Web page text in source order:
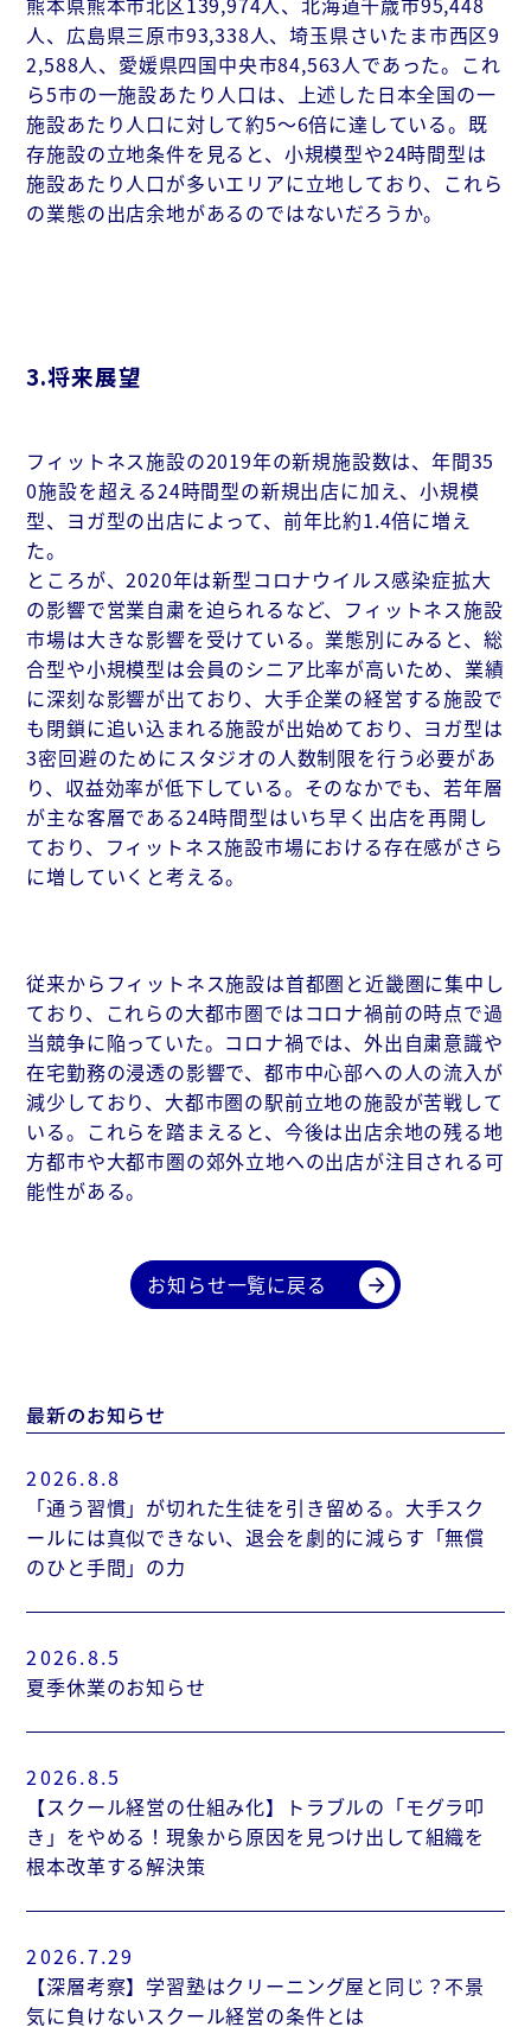
人、広島県三原市93,338人、埼玉県さいたま市西区9
2,588人、愛媛県四国中央市84,563人であった。これ
ら5市の一施設あたり人口は、上述した日本全国の一
施設あたり人口に対して約5～6倍に達している。既
存施設の立地条件を見ると、小規模型や24時間型は
施設あたり人口が多いエリアに立地しており、これら
の業態の出店余地があるのではないだろうか。
3.将来展望
フィットネス施設の2019年の新規施設数は、年間35
0施設を超える24時間型の新規出店に加え、小規模
型、ヨガ型の出店によって、前年比約1.4倍に増え
た。
ところが、2020年は新型コロナウイルス感染症拡大
の影響で営業自粛を迫られるなど、フィットネス施設
市場は大きな影響を受けている。業態別にみると、総
合型や小規模型は会員のシニア比率が高いため、業績
に深刻な影響が出ており、大手企業の経営する施設で
も閉鎖に追い込まれる施設が出始めており、ヨガ型は
3密回避のためにスタジオの人数制限を行う必要があ
り、収益効率が低下している。そのなかでも、若年層
が主な客層である24時間型はいち早く出店を再開し
ており、フィットネス施設市場における存在感がさら
に増していくと考える。
従来からフィットネス施設は首都圏と近畿圏に集中し
ており、これらの大都市圏ではコロナ禍前の時点で過
当競争に陥っていた。コロナ禍では、外出自粛意識や
在宅勤務の浸透の影響で、都市中心部への人の流入が
減少しており、大都市圏の駅前立地の施設が苦戦して
いる。これらを踏まえると、今後は出店余地の残る地
方都市や大都市圏の郊外立地への出店が注目される可
能性がある。
お知らせ一覧に戻る arrow_forward
最新のお知らせ
2026.8.8
「通う習慣」が切れた生徒を引き留める。大手スク
ールには真似できない、退会を劇的に減らす「無償
のひと手間」の力
2026.8.5
夏季休業のお知らせ
2026.8.5
【スクール経営の仕組み化】トラブルの「モグラ叩
き」をやめる！現象から原因を見つけ出して組織を
根本改革する解決策
2026.7.29
【深層考察】学習塾はクリーニング屋と同じ？不景
気に負けないスクール経営の条件とは